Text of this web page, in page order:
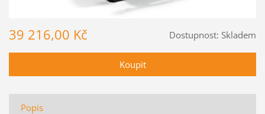
Dostupnost: Skladem
39 216,00 Kč
Popis